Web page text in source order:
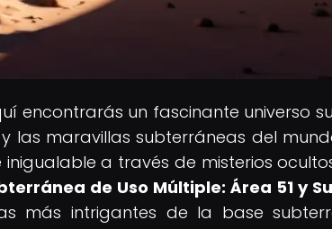
encontrarás un fascinante universo
las maravillas subterráneas del
a través de misterios
de Uso Múltiple: Área 51 y
más intrigantes de la base